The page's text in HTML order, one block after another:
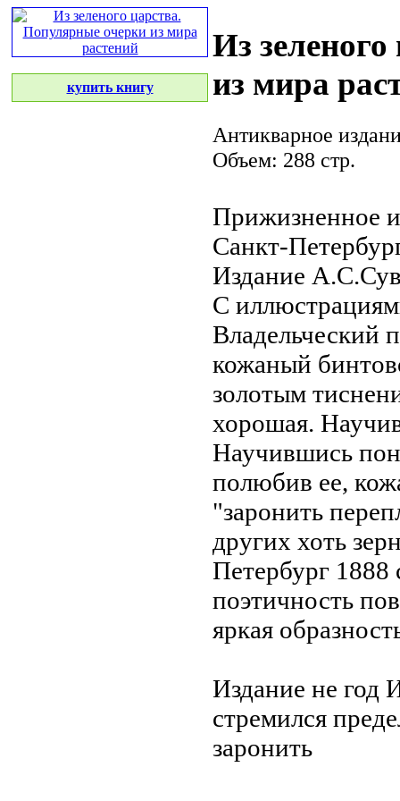
купить книгу
Из
из мира
Антикварное
Объем: 288 стр.
Прижизненное
Санкт-
Издание
С
Владельческий
кожаный
золотым
хорошая.
Научившись
полюбив ее,
"заронить
других хоть
Петербург 1888
поэтичность
яркая
Издание не год
стремился
заронить